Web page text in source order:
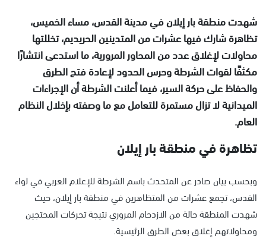
شهدت منطقة بار إيلان في مدينة القدس، مساء الخميس،
تظاهرة شارك فيها عشرات من المتدينين الحريديم، تخللتها
محاولات لإغلاق عدد من المحاور المرورية، ما استدعى انتشارًا
مكثفًا لقوات الشرطة وحرس الحدود لإعادة فتح الطرق
والحفاظ على حركة السير، فيما أعلنت الشرطة أن الإجراءات
الميدانية لا تزال مستمرة للتعامل مع ما وصفته بإخلال النظام
العام.
تظاهرة في منطقة بار إيلان
وبحسب بيان صادر عن المتحدث باسم الشرطة للإعلام العربي في لواء
القدس، تجمع عشرات من المتظاهرين في منطقة بار إيلان، حيث
شهدت المنطقة حالة من الازدحام المروري نتيجة تحركات المحتجين
ومحاولاتهم إغلاق بعض الطرق الرئيسية.